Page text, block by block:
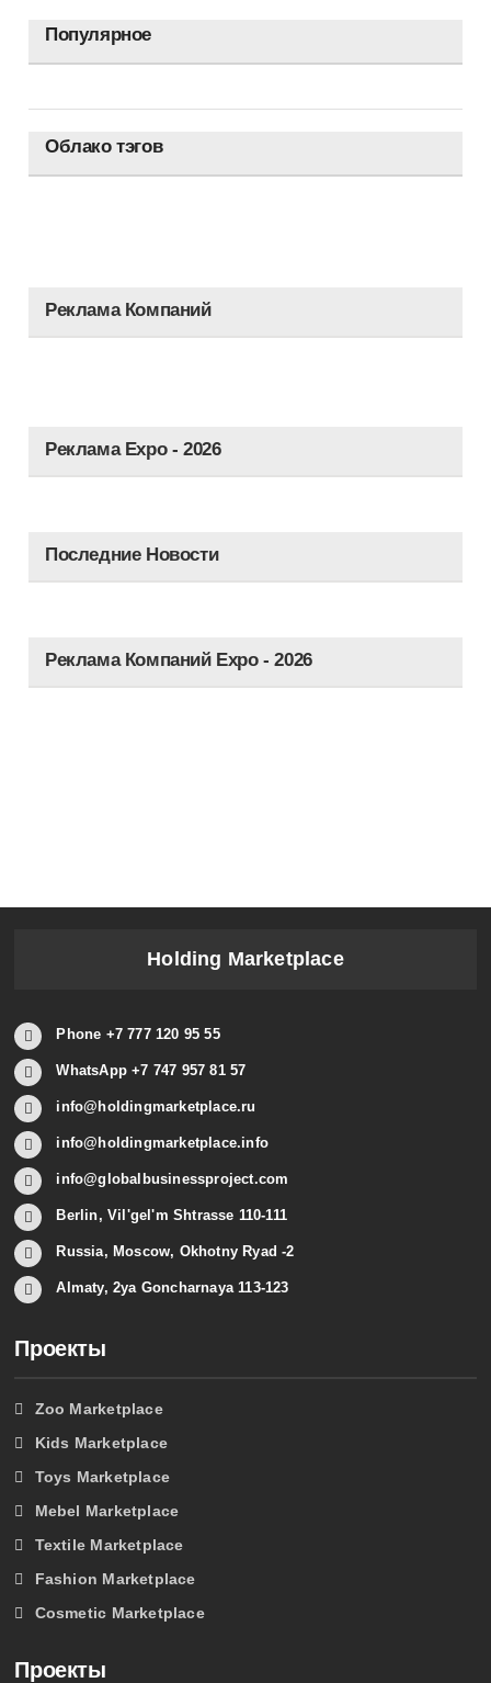
Популярное
Облако тэгов
Реклама Компаний
Реклама Expo - 2026
Последние Новости
Реклама Компаний Expo - 2026
Holding Marketplace
Phone +7 777 120 95 55
WhatsApp +7 747 957 81 57
info@holdingmarketplace.ru
info@holdingmarketplace.info
info@globalbusinessproject.com
Berlin, Vil'gel'm Shtrasse 110-111
Russia, Moscow, Okhotny Ryad -2
Almaty, 2ya Goncharnaya 113-123
Проекты
Zoo Marketplace
Kids Marketplace
Toys Marketplace
Mebel Marketplace
Textile Marketplace
Fashion Marketplace
Cosmetic Marketplace
Проекты